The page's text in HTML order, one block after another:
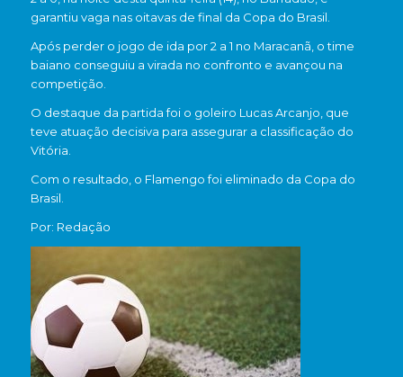
garantiu vaga nas oitavas de final da Copa do Brasil
Após perder o jogo de ida por 2 a 1 no Maracanã, o time
baiano conseguiu a virada no confronto e avançou na
competição.
O destaque da partida foi o goleiro Lucas Arcanjo, que
teve atuação decisiva para assegurar a classificação do
Vitória.
Com o resultado, o Flamengo foi eliminado da Copa do
Brasil.
Por: Redação